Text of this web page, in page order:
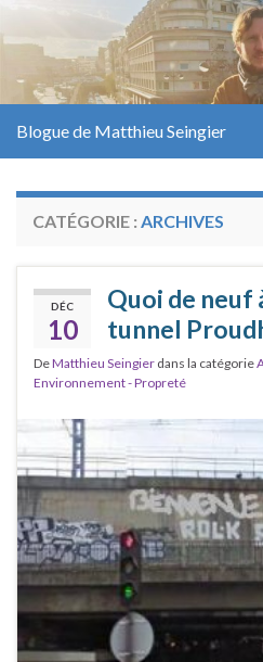
Blogue de Matthieu Seingier
CATÉGORIE : ARCHIVES
DÉC
10
Quoi de neuf
tunnel
DeMatthieu Seingier dans la catégorie
Environnement - Propreté